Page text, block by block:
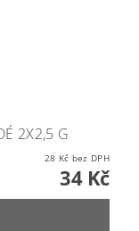
2X2,5 G
28 Kč bez DPH
34 Kč